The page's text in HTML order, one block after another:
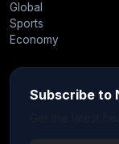
Global
Sports
Economy
Subscribe to